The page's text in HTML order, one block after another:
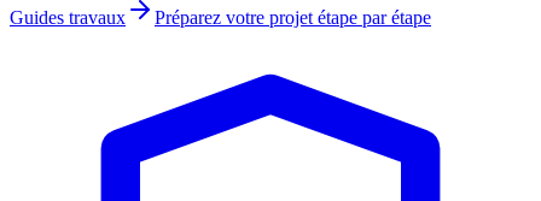
Guides travaux Préparez votre projet étape par étape